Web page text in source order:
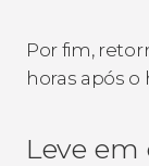
Por fim,
horas após o
Leve em